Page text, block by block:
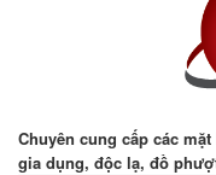
Chuyên cung cấp các
gia dụng, độc lạ, đồ